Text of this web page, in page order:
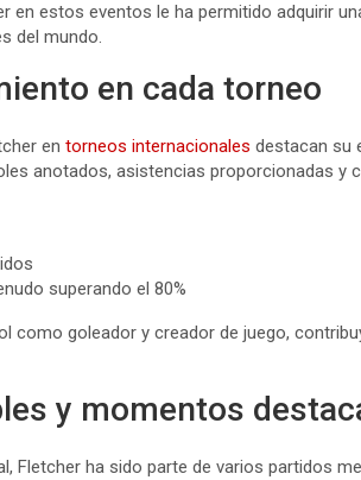
en estos eventos le ha permitido adquirir
del mundo.
en cada torneo
en torneos internacionales destacan su
anotados, asistencias proporcionadas y
superando el 80%
como goleador y creador de juego,
y momentos
Fletcher ha sido parte de varios partidos